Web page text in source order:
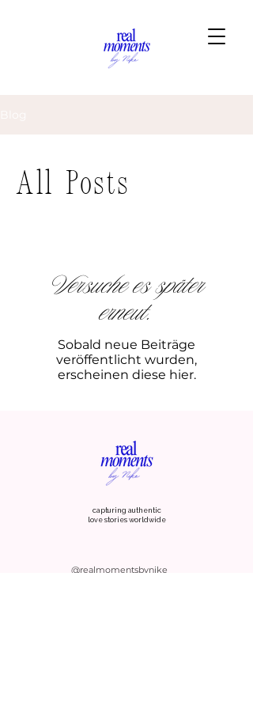
All Posts
Versuche es später
erneut.
Sobald neue Beiträge
veröffentlicht wurden,
erscheinen diese hier.
capturing authentic
love stories worldwide
@realmomentsbynike